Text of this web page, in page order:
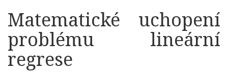
Matematické uchopení
problému lineární
regrese